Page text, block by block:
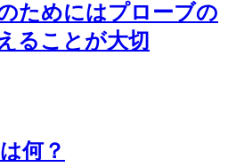
ためにはプローブの
ることが大切
何？